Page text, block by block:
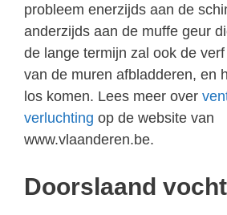
probleem enerzijds aan de
anderzijds aan de muffe geur
de lange termijn zal ook de
van de muren afbladderen, en
los komen. Lees meer over
verluchting op de website van
www.vlaanderen.be.
Doorslaand vocht